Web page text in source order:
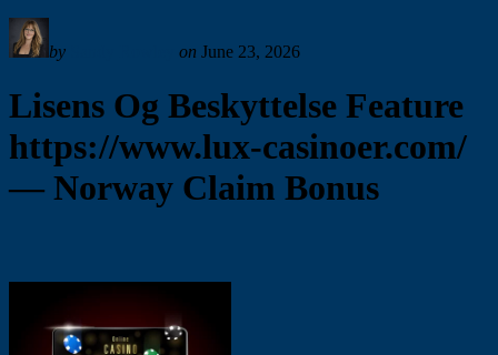
by on June 23, 2026
Lisens Og Beskyttelse Feature
https://www.lux-casinoer.com/
— Norway Claim Bonus